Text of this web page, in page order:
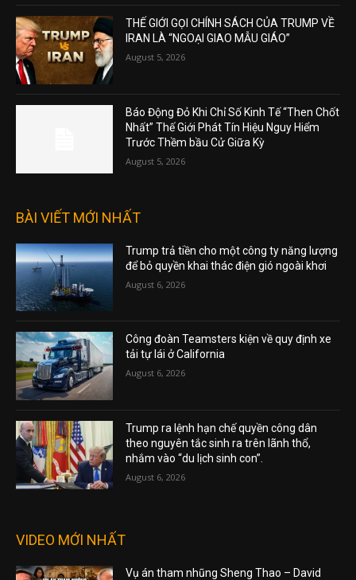
THẾ GIỚI GỌI CHÍNH SÁCH CỦA TRUMP VỀ
IRAN LÀ “NGOẠI GIAO MẪU GIÁO”
August 5, 2026
Báo Động Đỏ Khi Chỉ Số Kinh Tế “Then Chốt
Nhất” Thế Giới Phát Tín Hiệu Nguy Hiểm
Trước Thềm bầu Cử Giữa Kỳ
August 5, 2026
BÀI VIẾT MỚI NHẤT
Trump trả tiền cho một công ty năng lượng
để bỏ quyền khai thác điện gió ngoài khơi
August 6, 2026
Công đoàn Teamsters kiện về quy định xe
tải tự lái ở California
August 6, 2026
Trump ra lệnh hạn chế quyền công dân
theo nguyên tắc sinh ra trên lãnh thổ,
nhắm vào “du lịch sinh con”.
August 6, 2026
VIDEO MỚI NHẤT
Vụ án tham nhũng Sheng Thao – David